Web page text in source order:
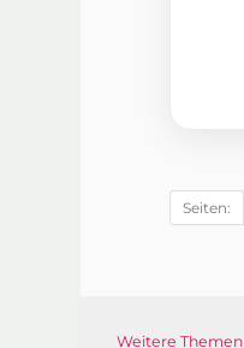
Seiten:
Weitere Themen